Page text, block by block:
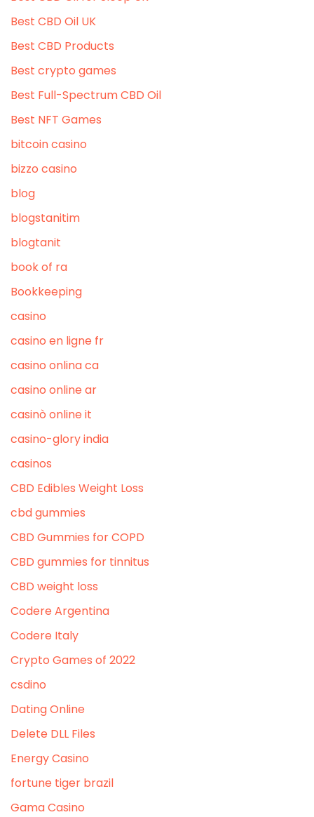
Best CBD Oil UK
Best CBD Products
Best crypto games
Best Full-Spectrum CBD Oil
Best NFT Games
bitcoin casino
bizzo casino
blog
blogstanitim
blogtanit
book of ra
Bookkeeping
casino
casino en ligne fr
casino onlina ca
casino online ar
casinò online it
casino-glory india
casinos
CBD Edibles Weight Loss
cbd gummies
CBD Gummies for COPD
CBD gummies for tinnitus
CBD weight loss
Codere Argentina
Codere Italy
Crypto Games of 2022
csdino
Dating Online
Delete DLL Files
Energy Casino
fortune tiger brazil
Gama Casino